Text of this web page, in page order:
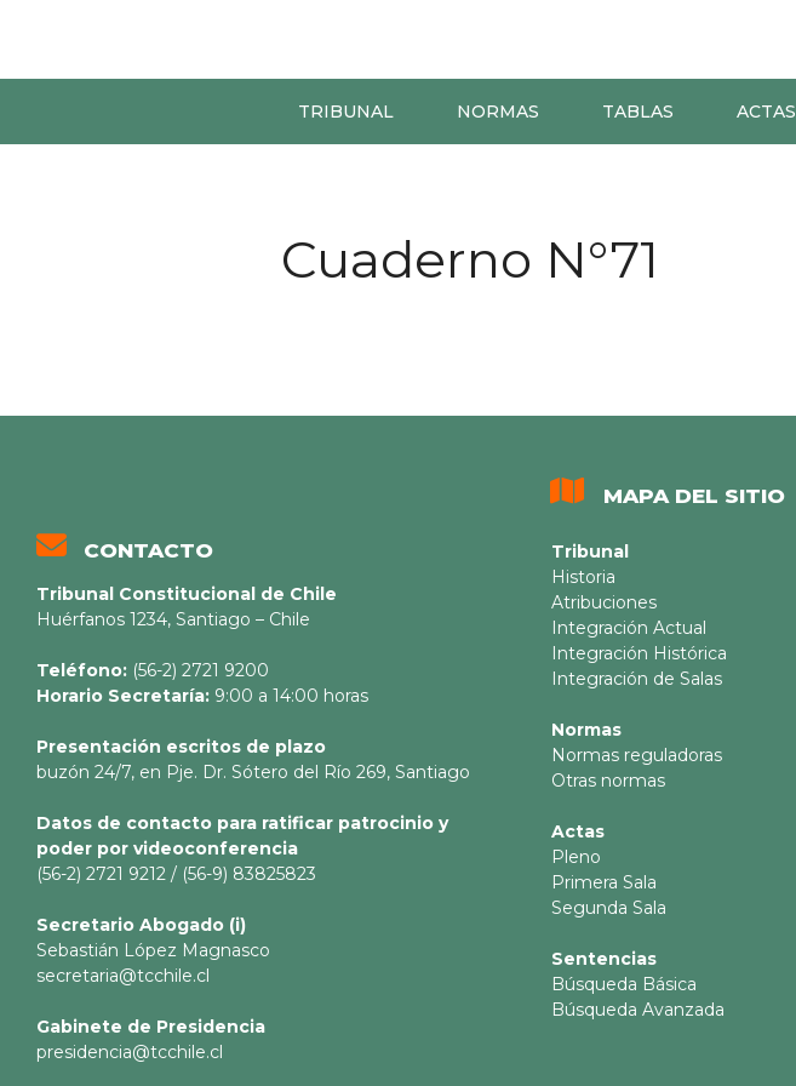
TRIBUNAL NORMAS TABLAS ACTAS
Cuaderno N°71
CONTACTO
Tribunal Constitucional de Chile
Huérfanos 1234, Santiago – Chile
Teléfono: (56-2) 2721 9200
Horario Secretaría: 9:00 a 14:00 horas
Presentación escritos de plazo
buzón 24/7, en Pje. Dr. Sótero del Río 269, Santiago
Datos de contacto para ratificar patrocinio y
poder por videoconferencia
(56-2) 2721 9212 / (56-9) 83825823
Secretario Abogado (i)
Sebastián López Magnasco
secretaria@tcchile.cl
Gabinete de Presidencia
presidencia@tcchile.cl
MAPA DEL SITIO
Tribunal
Historia
Atribuciones
Integración Actual
Integración Histórica
Integración de Salas
Normas
Normas reguladoras
Otras normas
Actas
Pleno
Primera Sala
Segunda Sala
Sentencias
Búsqueda Básica
Búsqueda Avanzada